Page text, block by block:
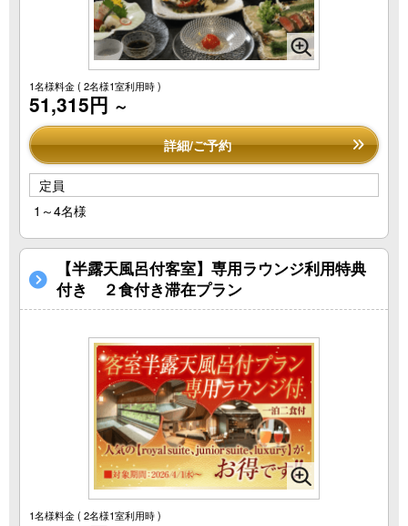
1名様料金( 2名様1室利用時 )
51,315円 ～
詳細/ご予約
定員
1～4名様
【半露天風呂付客室】専用ラウンジ利用特典
付き ２食付き滞在プラン
1名様料金( 2名様1室利用時 )